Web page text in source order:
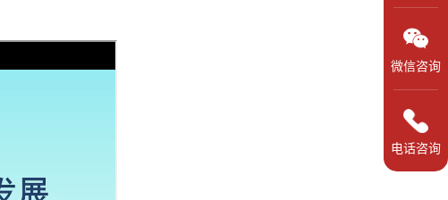
微信咨询
电话咨询